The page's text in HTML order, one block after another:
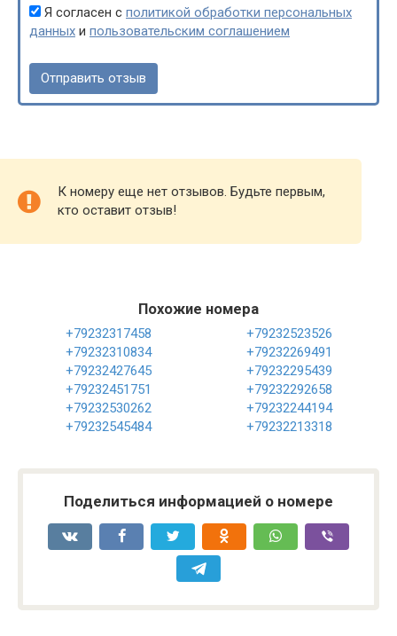
Я согласен с политикой обработки персональных
данных и пользовательским соглашением
К номеру еще нет отзывов. Будьте первым,
кто оставит отзыв!
Похожие номера
+79232317458
+79232523526
+79232310834
+79232269491
+79232427645
+79232295439
+79232451751
+79232292658
+79232530262
+79232244194
+79232545484
+79232213318
Поделиться информацией о номере